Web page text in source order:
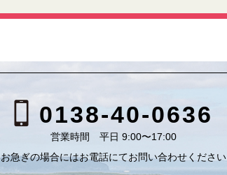
0138-40-0636
営業時間 平日 9:00〜17:00
お急ぎの場合にはお電話にてお問い合わせください